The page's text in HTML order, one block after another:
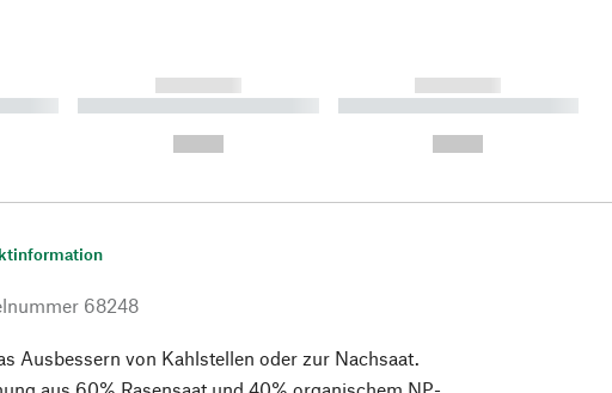
------------
----------- ----------- ----------
------------
----------- ----------- ----------
68248
Ausbessern von Kahlstellen oder zur Nachsaat.